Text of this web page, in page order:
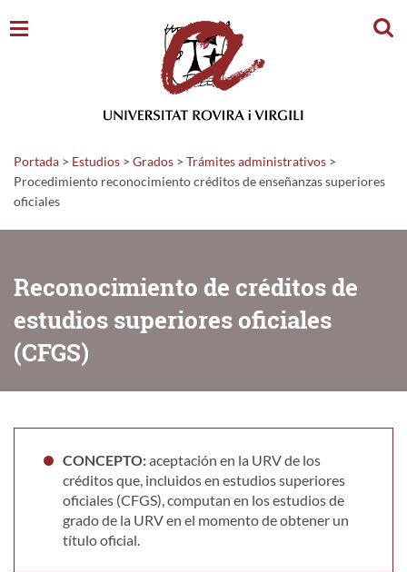
Portada > Estudios > Grados > Trámites administrativos >
Procedimiento reconocimiento créditos de enseñanzas superiores
oficiales
Reconocimiento de créditos de
estudios superiores oficiales
(CFGS)
CONCEPTO:aceptación en la URV de los
créditos que, incluidos en estudios superiores
oficiales (CFGS), computan en los estudios de
grado de la URV en el momento de obtener un
título oficial.